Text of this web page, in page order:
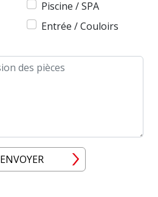
Piscine / SPA
Entrée / Couloirs
ENVOYER